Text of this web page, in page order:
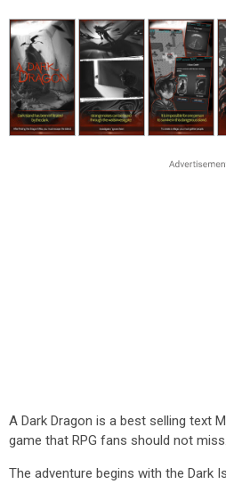
A Dark Dragon is a best selling text
game that RPG fans should not miss.
The adventure begins with the Dark